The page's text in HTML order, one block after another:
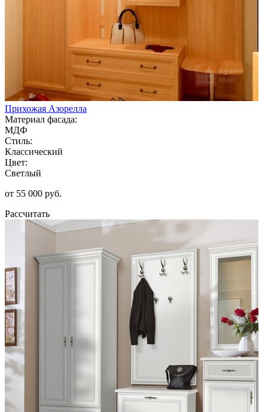
Прихожая Азорелла
Материал фасада:
МДФ
Стиль:
Классический
Цвет:
Светлый
от 55 000 руб.
Рассчитать